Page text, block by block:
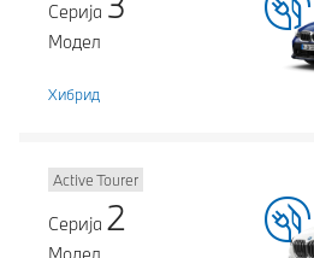
Серија
Модел
Хибрид
Active Tourer
Серија 2